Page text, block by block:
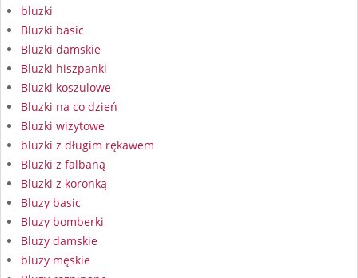
bluzki
Bluzki basic
Bluzki damskie
Bluzki hiszpanki
Bluzki koszulowe
Bluzki na co dzień
Bluzki wizytowe
bluzki z długim rękawem
Bluzki z falbaną
Bluzki z koronką
Bluzy basic
Bluzy bomberki
Bluzy damskie
bluzy męskie